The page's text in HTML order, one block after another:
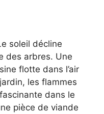
soleil décline
des arbres. Une
flotte dans l’air
les flammes
dans le
pièce de viande